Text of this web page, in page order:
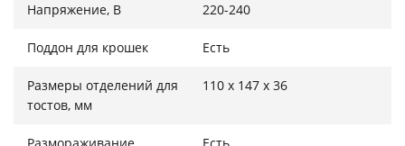
Напряжение, В 220-240
Поддон для крошек Есть
Размеры отделений для
тостов, мм
110 х 147 х 36